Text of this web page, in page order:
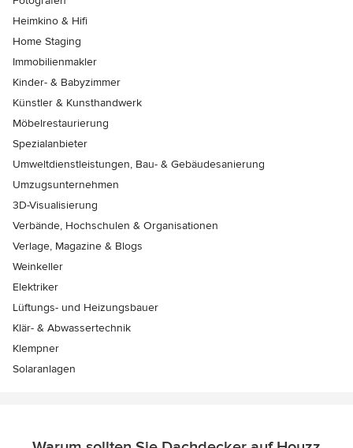
Heimkino & Hifi
Home Staging
Immobilienmakler
Kinder- & Babyzimmer
Künstler & Kunsthandwerk
Möbelrestaurierung
Spezialanbieter
Umweltdienstleistungen, Bau- & Gebäudesanierung
Umzugsunternehmen
3D-Visualisierung
Verbände, Hochschulen & Organisationen
Verlage, Magazine & Blogs
Weinkeller
Elektriker
Lüftungs- und Heizungsbauer
Klär- & Abwassertechnik
Klempner
Solaranlagen